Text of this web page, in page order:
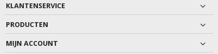
KLANTENSERVICE
PRODUCTEN
MIJN ACCOUNT